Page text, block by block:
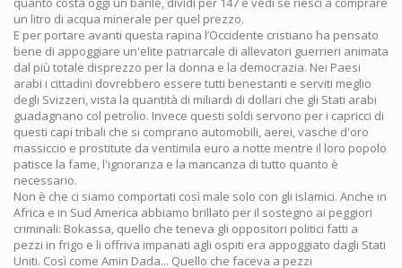
un litro di acqua minerale per quel prezzo.
E per portare avanti questa rapina l’Occidente cristiano ha pensato
bene di appoggiare un'elite patriarcale di allevatori guerrieri animata
dal più totale disprezzo per la donna e la democrazia. Nei Paesi
arabi i cittadini dovrebbero essere tutti benestanti e serviti meglio
degli Svizzeri, vista la quantità di miliardi di dollari che gli Stati arabi
guadagnano col petrolio. Invece questi soldi servono per i capricci di
questi capi tribali che si comprano automobili, aerei, vasche d'oro
massiccio e prostitute da ventimila euro a notte mentre il loro popolo
patisce la fame, l'ignoranza e la mancanza di tutto quanto è
necessario.
Non è che ci siamo comportati così male solo con gli islamici. Anche in
Africa e in Sud America abbiamo brillato per il sostegno ai peggiori
criminali: Bokassa, quello che teneva gli oppositori politici fatti a
pezzi in frigo e li offriva impanati agli ospiti era appoggiato dagli Stati
Uniti. Così come Amin Dada... Quello che faceva a pezzi